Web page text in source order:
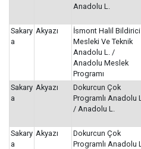
Anadolu L.
Sakary
a
Akyazı
İsmont Halil Bildirici
Mesleki Ve Teknik
Anadolu L. /
Anadolu Meslek
Programı
Sakary
a
Akyazı
Dokurcun Çok
Programlı Anadolu L.
/ Anadolu L.
Sakary
a
Akyazı
Dokurcun Çok
Programlı Anadolu L.